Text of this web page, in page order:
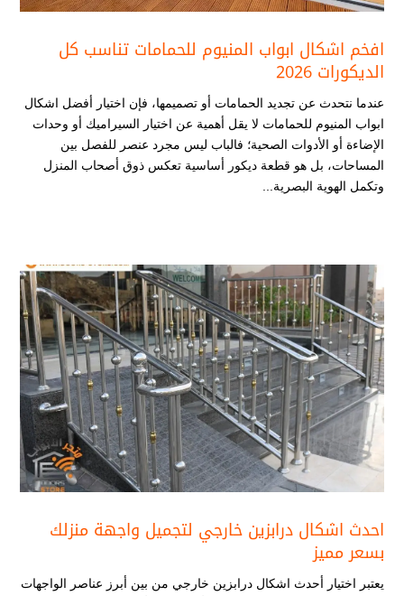
افخم اشكال ابواب المنيوم للحمامات​ تناسب كل
الديكورات 2026
عندما نتحدث عن تجديد الحمامات أو تصميمها، فإن اختيار أفضل اشكال
ابواب المنيوم للحمامات​ لا يقل أهمية عن اختيار السيراميك أو وحدات
الإضاءة أو الأدوات الصحية؛ فالباب ليس مجرد عنصر للفصل بين
المساحات، بل هو قطعة ديكور أساسية تعكس ذوق أصحاب المنزل
وتكمل الهوية البصرية...
احدث اشكال درابزين خارجي لتجميل واجهة منزلك
بسعر مميز
يعتبر اختيار أحدث اشكال درابزين خارجي​ من بين أبرز عناصر الواجهات